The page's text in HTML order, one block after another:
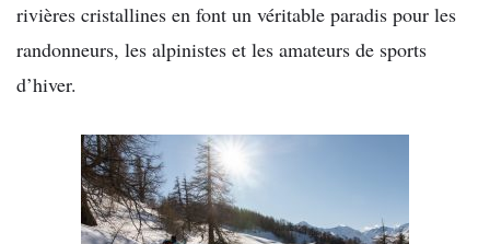
rivières cristallines en font un véritable paradis pour les
randonneurs, les alpinistes et les amateurs de sports
d’hiver.